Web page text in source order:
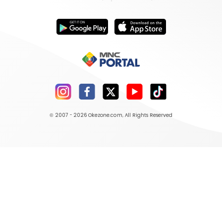
© 2007 - 2026 Okezone.com, All Rights Reserved